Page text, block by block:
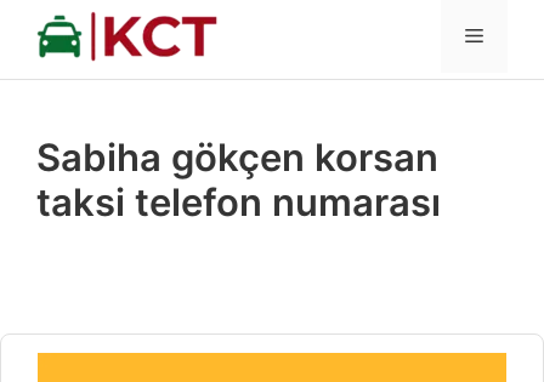
İçeriğe
MENÜ
Sabiha gökçen korsan
taksi telefon numarası